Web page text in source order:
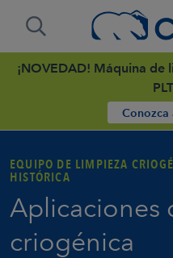
¡NOVEDAD! Máquina de
Conozca
EQUIPO DE LIMPIEZA
HISTÓRICA
Aplicaciones
criogénica